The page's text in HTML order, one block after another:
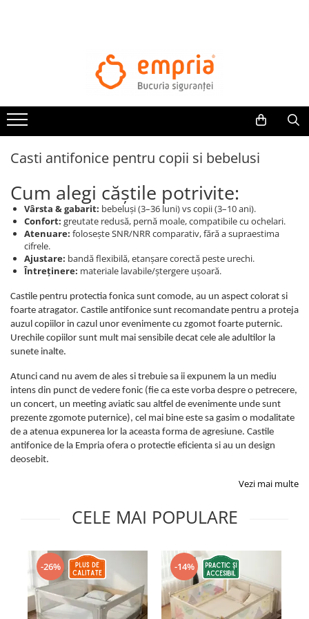
Bariere protectie pentru pat
Protectii mobilier
Protectie colturi mobila copii
Sigurante pentru sertare si usi
Sigurante geamuri si usi glisante
Kituri de siguranta pentru copii si
bebelusi
Protectii casa
Protectii utile
Poarta siguranta copii
Deflectoare pentru aer conditionat
Protectii exterior
Casti antifonice pentru copii si
bebelusi
Echipament protectie bicicleta si
ski
Haine plaja / inot
Palarii protectie UV
Accesorii plaja
Puericultura mare
Casti antifonice pentru copii si bebelusi
Cum alegi căștile potrivite:
Vârsta & gabarit: bebeluși (3–36 luni) vs copii (3–10 ani).
Confort: greutate redusă, pernă moale, compatibile cu ochelari.
Atenuare: folosește SNR/NRR comparativ, fără a supraestima
cifrele.
Ajustare: bandă flexibilă, etanșare corectă peste urechi.
Întreținere: materiale lavabile/ștergere ușoară.
Castile pentru protectia fonica sunt comode, au un aspect colorat si
foarte atragator. Castile antifonice sunt recomandate pentru a proteja
auzul copiilor in cazul unor evenimente cu zgomot foarte puternic.
Urechile copiilor sunt mult mai sensibile decat cele ale adultilor la
sunete inalte.
Atunci cand nu avem de ales si trebuie sa ii expunem la un mediu
intens din punct de vedere fonic (fie ca este vorba despre o petrecere,
un concert, un meeting aviatic sau altfel de evenimente unde sunt
prezente zgomote puternice), cel mai bine este sa gasim o modalitate
de a atenua expunerea lor la aceasta forma de agresiune. Castile
antifonice de la Empria ofera o protectie eficienta si au un design
deosebit.
Vezi mai multe
CELE MAI POPULARE
-26% -14%